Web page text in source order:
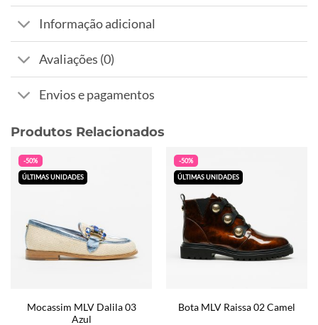
Informação adicional
Avaliações (0)
Envios e pagamentos
Produtos Relacionados
-50%
ÚLTIMAS UNIDADES
Mocassim MLV Dalila 03
Azul
-50%
ÚLTIMAS UNIDADES
Bota MLV Raissa 02 Camel